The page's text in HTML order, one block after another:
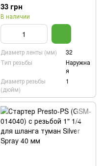
33 грн
В наличии
Диаметр ленты (мм)
32
Тип резьбы
Наружна
я
Диаметр резьбы
(дюйм)
1